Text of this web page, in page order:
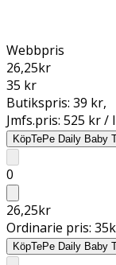
Webbpris
26,25kr
35 kr
Butikspris: 39 kr,
Jmfs.pris: 525 kr / l
KöpTePe Daily Baby
0
26,25kr
Ordinarie pris: 35
KöpTePe Daily Baby